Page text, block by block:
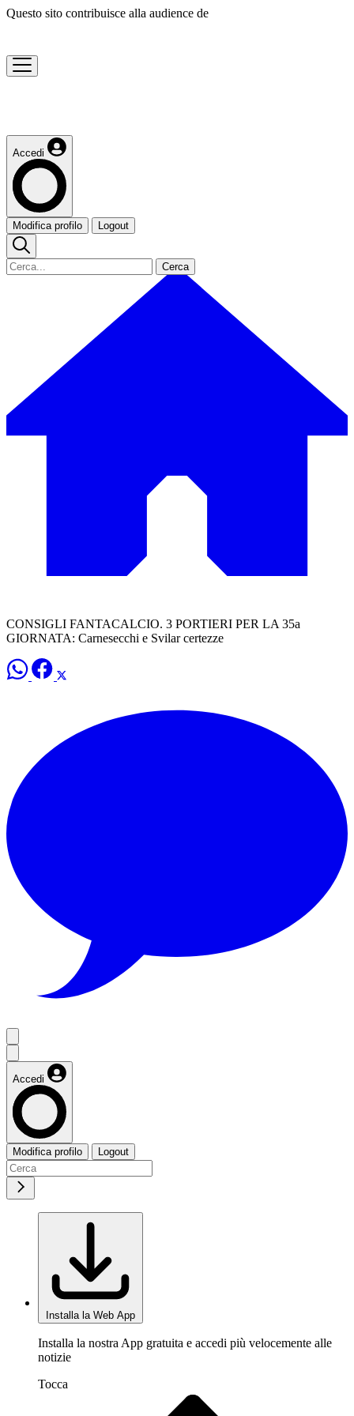
Questo sito contribuisce alla audience de
Accedi
Modifica profilo Logout
Cerca
CONSIGLI FANTACALCIO. 3 PORTIERI PER LA 35a
GIORNATA: Carnesecchi e Svilar certezze
Accedi
Modifica profilo Logout
Installa la Web App
Installa la nostra App gratuita e accedi più velocemente alle
notizie
Tocca